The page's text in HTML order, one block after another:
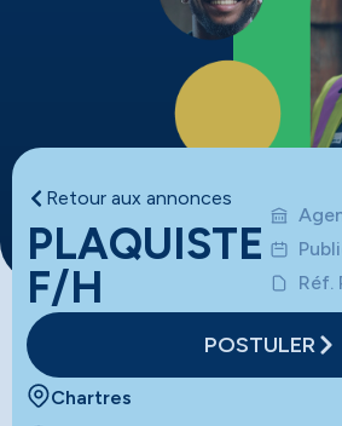
Retour aux annonces
PLAQUISTE
F/H
Réf.
POSTULER
Chartres